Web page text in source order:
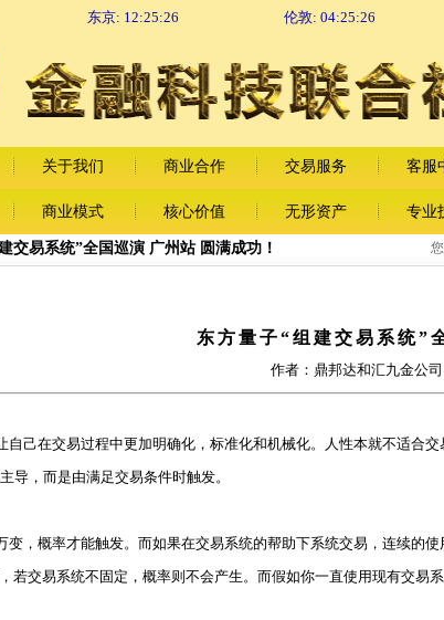
东京: 12:25:26 伦敦: 04:25:26
关于我们 商业合作 交易服务 客服
商业模式 核心价值 无形资产 专业
交易系统”全国巡演 广州站 圆满成功！
东方量子“组建交易系统”
作者：鼎邦达和汇九金公
己在交易过程中更加明确化，标准化和机械化。人性本就不适合
导，而是由满足交易条件时触发。
，概率才能触发。而如果在交易系统的帮助下系统交易，连续的
若交易系统不固定，概率则不会产生。而假如你一直使用现有交易